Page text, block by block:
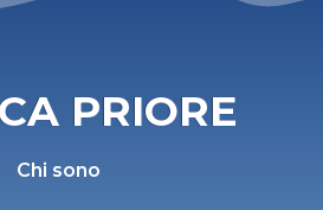
PRIORE
Chi sono